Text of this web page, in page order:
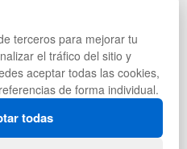
LOTES DE NAVIDAD
DEPORTES
ARTÍCULOS DE NATACIÓN
PALETS DE PLÁSTICO
terceros para mejorar tu
el tráfico del sitio y
aceptar todas las cookies,
de forma individual.
todas